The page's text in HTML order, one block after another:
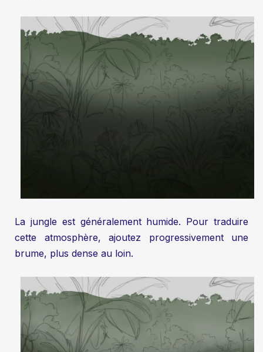
La jungle est généralement humide. Pour traduire
cette atmosphère, ajoutez progressivement une
brume, plus dense au loin.